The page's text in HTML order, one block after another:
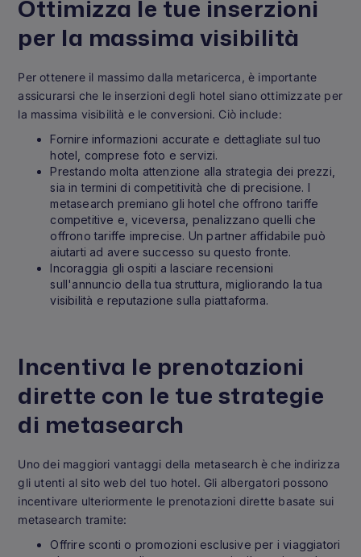
Ottimizza le tue inserzioni
per la massima visibilità
Per ottenere il massimo dalla metaricerca, è importante
assicurarsi che le inserzioni degli hotel siano ottimizzate per
la massima visibilità e le conversioni. Ciò include:
Fornire informazioni accurate e dettagliate sul tuo
hotel, comprese foto e servizi.
Prestando molta attenzione alla strategia dei prezzi,
sia in termini di competitività che di precisione. I
metasearch premiano gli hotel che offrono tariffe
competitive e, viceversa, penalizzano quelli che
offrono tariffe imprecise. Un partner affidabile può
aiutarti ad avere successo su questo fronte.
Incoraggia gli ospiti a lasciare recensioni
sull'annuncio della tua struttura, migliorando la tua
visibilità e reputazione sulla piattaforma.
Incentiva le prenotazioni
dirette con le tue strategie
di metasearch
Uno dei maggiori vantaggi della metasearch è che indirizza
gli utenti al sito web del tuo hotel. Gli albergatori possono
incentivare ulteriormente le prenotazioni dirette basate sui
metasearch tramite:
Offrire sconti o promozioni esclusive per i viaggiatori